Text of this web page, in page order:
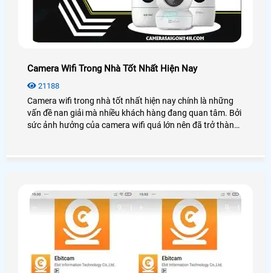
Camera Wifi Trong Nhà Tốt Nhất Hiện Nay
21188
Camera wifi trong nhà tốt nhất hiện nay chính là những
vấn đề nan giải mà nhiều khách hàng đang quan tâm. Bởi
sức ảnh hưởng của camera wifi quá lớn nên đã trở thành